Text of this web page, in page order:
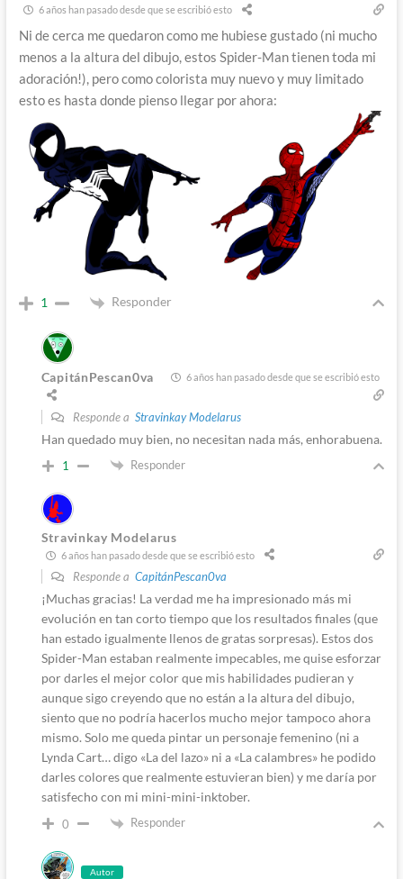
6 años han pasado desde que se escribió esto
Ni de cerca me quedaron como me hubiese gustado (ni mucho
menos a la altura del dibujo, estos Spider-Man tienen toda mi
adoración!), pero como colorista muy nuevo y muy limitado
esto es hasta donde pienso llegar por ahora:
1 Responder
CapitánPescan0va 6 años han pasado desde que se escribió esto
Responde a Stravinkay Modelarus
Han quedado muy bien, no necesitan nada más, enhorabuena.
1 Responder
Stravinkay Modelarus
6 años han pasado desde que se escribió esto
Responde a CapitánPescan0va
¡Muchas gracias! La verdad me ha impresionado más mi
evolución en tan corto tiempo que los resultados finales (que
han estado igualmente llenos de gratas sorpresas). Estos dos
Spider-Man estaban realmente impecables, me quise esforzar
por darles el mejor color que mis habilidades pudieran y
aunque sigo creyendo que no están a la altura del dibujo,
siento que no podría hacerlos mucho mejor tampoco ahora
mismo. Solo me queda pintar un personaje femenino (ni a
Lynda Cart… digo «La del lazo» ni a «La calambres» he podido
darles colores que realmente estuvieran bien) y me daría por
satisfecho con mi mini-mini-inktober.
0 Responder
Autor